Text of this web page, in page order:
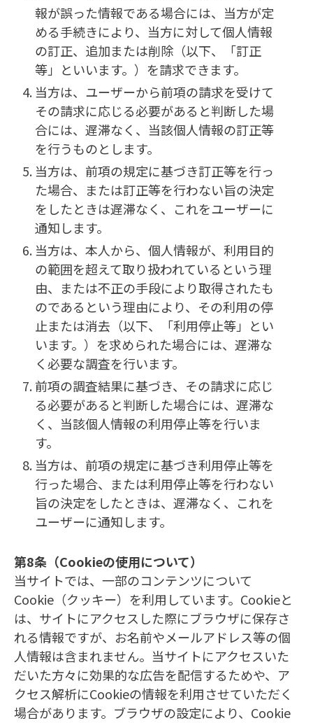
報が誤った情報である場合には、当方が定
める手続きにより、当方に対して個人情報
の訂正、追加または削除（以下、「訂正
等」といいます。）を請求できます。
当方は、ユーザーから前項の請求を受けて
その請求に応じる必要があると判断した場
合には、遅滞なく、当該個人情報の訂正等
を行うものとします。
当方は、前項の規定に基づき訂正等を行っ
た場合、または訂正等を行わない旨の決定
をしたときは遅滞なく、これをユーザーに
通知します。
当方は、本人から、個人情報が、利用目的
の範囲を超えて取り扱われているという理
由、または不正の手段により取得されたも
のであるという理由により、その利用の停
止または消去（以下、「利用停止等」とい
います。）を求められた場合には、遅滞な
く必要な調査を行います。
前項の調査結果に基づき、その請求に応じ
る必要があると判断した場合には、遅滞な
く、当該個人情報の利用停止等を行いま
す。
当方は、前項の規定に基づき利用停止等を
行った場合、または利用停止等を行わない
旨の決定をしたときは、遅滞なく、これを
ユーザーに通知します。
第8条（Cookieの使用について）
当サイトでは、一部のコンテンツについて
Cookie（クッキー）を利用しています。Cookieと
は、サイトにアクセスした際にブラウザに保存さ
れる情報ですが、お名前やメールアドレス等の個
人情報は含まれません。当サイトにアクセスいた
だいた方々に効果的な広告を配信するためや、ア
クセス解析にCookieの情報を利用させていただく
場合があります。ブラウザの設定により、Cookie